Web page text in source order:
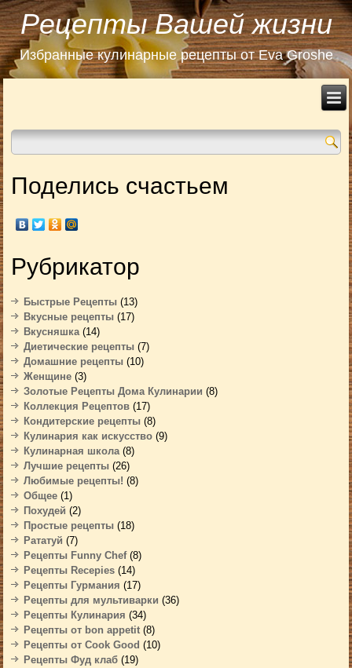
Рецепты Вашей жизни
Избранные кулинарные рецепты от Eva Groshe
Поделись счастьем
Рубрикатор
Быстрые Рецепты (13)
Вкусные рецепты (17)
Вкусняшка(14)
Диетические рецепты (7)
Домашние рецепты (10)
Женщине (3)
Золотые Рецепты Дома Кулинарии (8)
Коллекция Рецептов (17)
Кондитерские рецепты (8)
Кулинария как искусство (9)
Кулинарная школа(8)
Лучшие рецепты (26)
Любимые рецепты! (8)
Общее (1)
Похудей (2)
Простые рецепты (18)
Рататуй (7)
Рецепты Funny Chef(8)
Рецепты Recepies (14)
Рецепты Гурмания (17)
Рецепты для мультиварки (36)
Рецепты Кулинария (34)
Рецепты от bon appetit (8)
Рецепты от Cook Good (10)
Рецепты Фуд клаб (19)